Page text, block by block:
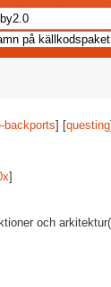
backports] [questing
]
och